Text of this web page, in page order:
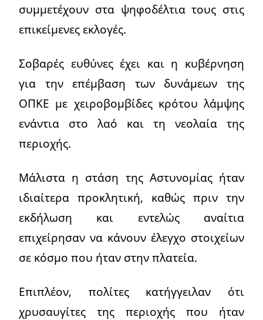
συμμετέχουν στα ψηφοδέλτια τους στις
επικείμενες εκλογές.
Σοβαρές ευθύνες έχει και η κυβέρνηση
για την επέμβαση των δυνάμεων της
ΟΠΚΕ με χειροβομβίδες κρότου λάμψης
ενάντια στο λαό και τη νεολαία της
περιοχής.
Μάλιστα η στάση της Αστυνομίας ήταν
ιδιαίτερα προκλητική, καθώς πριν την
εκδήλωση και εντελώς αναίτια
επιχείρησαν να κάνουν έλεγχο στοιχείων
σε κόσμο που ήταν στην πλατεία.
Επιπλέον, πολίτες κατήγγειλαν ότι
χρυσαυγίτες της περιοχής που ήταν